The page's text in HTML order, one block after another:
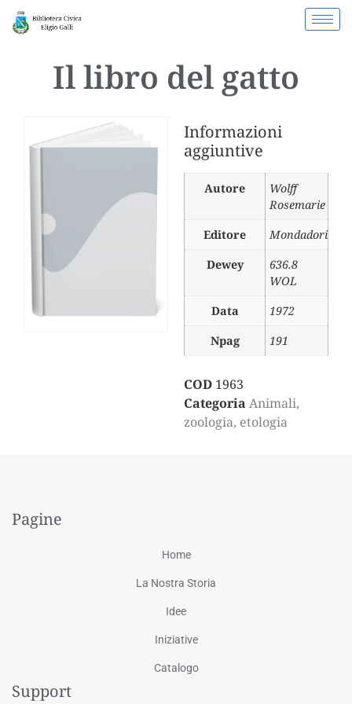
Il libro del gatto
Informazioni
aggiuntive
Autore
Wolff
Rosemarie
Editore
Mondadori
Dewey
636.8
WOL
Data
1972
Npag
191
COD 1963
Categoria Animali,
zoologia, etologia
Pagine
Home
La Nostra Storia
Idee
Iniziative
Catalogo
Support